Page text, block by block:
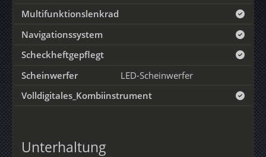
Multifunktionslenkrad
Navigationssystem
Scheckheftgepflegt
Scheinwerfer
LED-Scheinwerfer
Volldigitales_Kombiinstrument
Unterhaltung